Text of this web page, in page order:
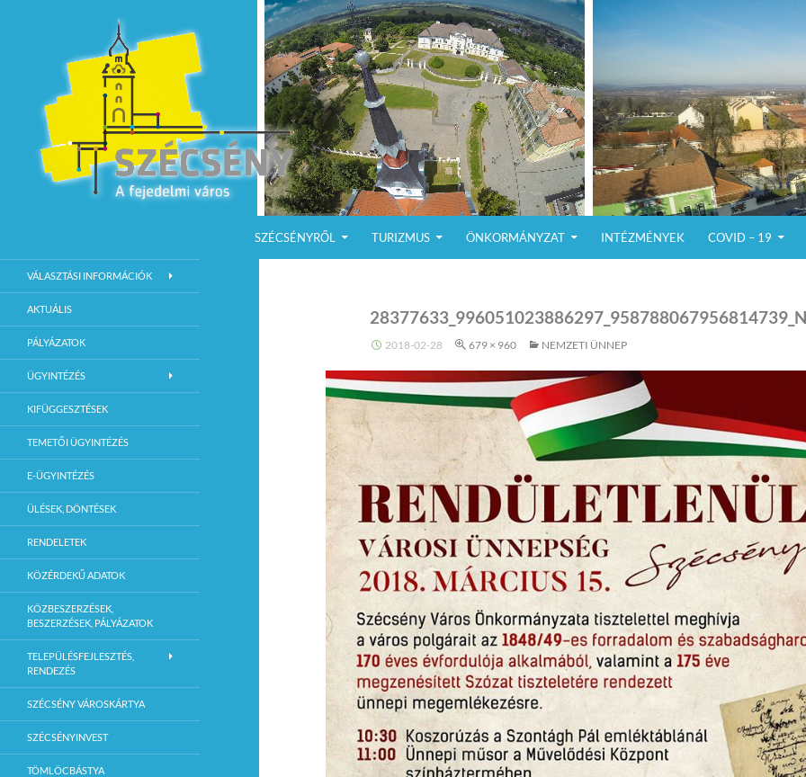
SZÉCSÉNYRŐL
TURIZMUS ÖNKORMÁNYZAT INTÉZMÉNYEK COVID – 19
28377633_996051023886297_958788067956814739_N
2018-02-28 679 × 960 NEMZETI ÜNNEP
Szécsény Város Hivatalos Weboldala
VÁLASZTÁSI INFORMÁCIÓK
AKTUÁLIS
PÁLYÁZATOK
ÜGYINTÉZÉS
KIFÜGGESZTÉSEK
TEMETŐI ÜGYINTÉZÉS
E-ÜGYINTÉZÉS
ÜLÉSEK, DÖNTÉSEK
RENDELETEK
KÖZÉRDEKŰ ADATOK
KÖZBESZERZÉSEK,
BESZERZÉSEK, PÁLYÁZATOK
TELEPÜLÉSFEJLESZTÉS,
RENDEZÉS
SZÉCSÉNY VÁROSKÁRTYA
SZÉCSÉNYINVEST
TÖMLÖCBÁSTYA